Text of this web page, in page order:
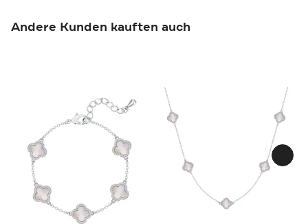
Andere Kunden kauften auch